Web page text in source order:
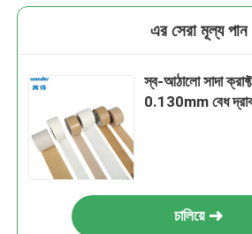
এর সেরা মূল্য পান
স্ব-আঠালো সাদা
0.130mm বেধ
চালিয়ে